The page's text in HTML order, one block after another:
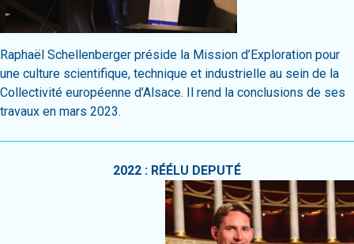
Raphaël Schellenberger préside la Mission d’Exploration pour
une culture scientifique, technique et industrielle au sein de la
Collectivité européenne d’Alsace. Il rend la conclusions de ses
travaux en mars 2023.
2022 : RÉÉLU DEPUTÉ